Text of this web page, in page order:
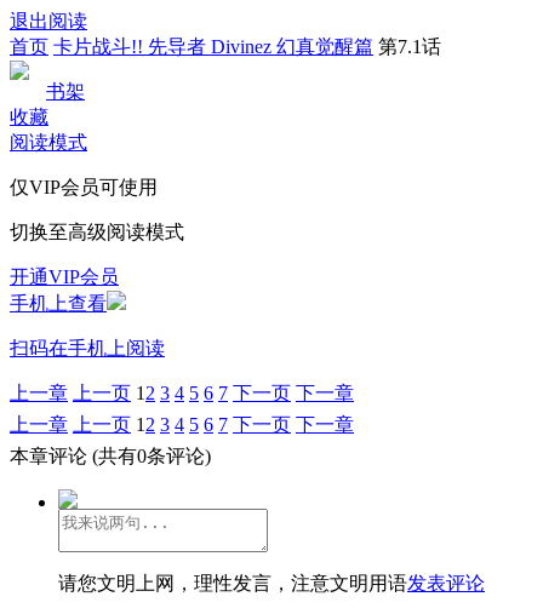
退出阅读
首页 卡片战斗!! 先导者 Divinez 幻真觉醒篇 第7.1话
书架
收藏
阅读模式
仅VIP会员可使用
切换至高级阅读模式
开通VIP会员
手机上查看
扫码在手机上阅读
上一章 上一页 1 2 3 4 5 6 7 下一页 下一章
上一章
上一页 1 2 3 4 5 6 7 下一页 下一章
本章评论 (共有0条评论)
请您文明上网，理性发言，注意文明用语发表评论